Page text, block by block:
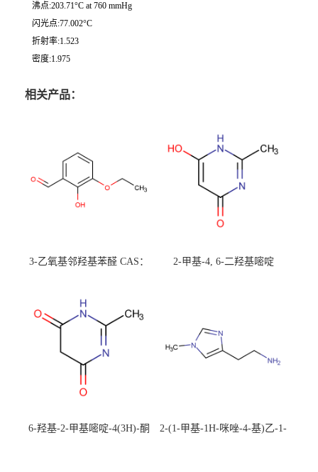
沸点:203.71°C at 760 mmHg
闪光点:77.002°C
折射率:1.523
密度:1.975
相关产品：
3-乙氧基邻羟基苯醛 CAS：
校可先用后付
2-甲基-4, 6-二羟基嘧啶
6-羟基-2-甲基嘧啶-4(3H)-酮
2-(1-甲基-1H-咪唑-4-基)乙-1-